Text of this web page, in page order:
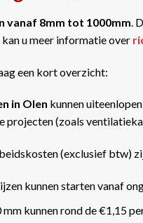
vanaf 8mm tot 1000mm .
u meer informatie over
een kort overzicht:
in Olen kunnen
projecten (zoals
(exclusief btw)
kunnen starten vanaf
kunnen rond de €1,15